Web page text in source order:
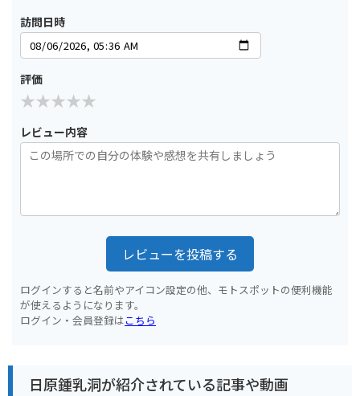
訪問日時
評価
レビュー内容
レビューを投稿する
ログインすると名前やアイコン設定の他、モトスポットの便利機能
が使えるようになります。
ログイン・会員登録はこちら
日原鍾乳洞が紹介されている記事や動画